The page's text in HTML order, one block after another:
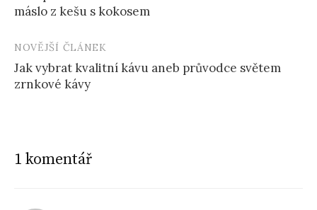
máslo z kešu s kokosem
NOVĚJŠÍ ČLÁNEK
Jak vybrat kvalitní kávu aneb průvodce světem
zrnkové kávy
1 komentář